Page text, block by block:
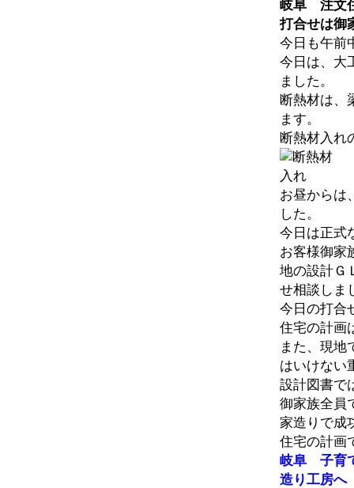
岐阜 注文
打合せは御
今日も午前
今日は、大
ました。
断熱材は、
ます。
断熱材入れ
お昼からは
した。
今日は正式
お客様御家
地の設計Ｇ
せ相談しま
今日の打合
住宅の計画
また、現地
はいけない
設計図書で
御家族全員
家造りで成
住宅の計画
岐阜 子育
造り工房へ